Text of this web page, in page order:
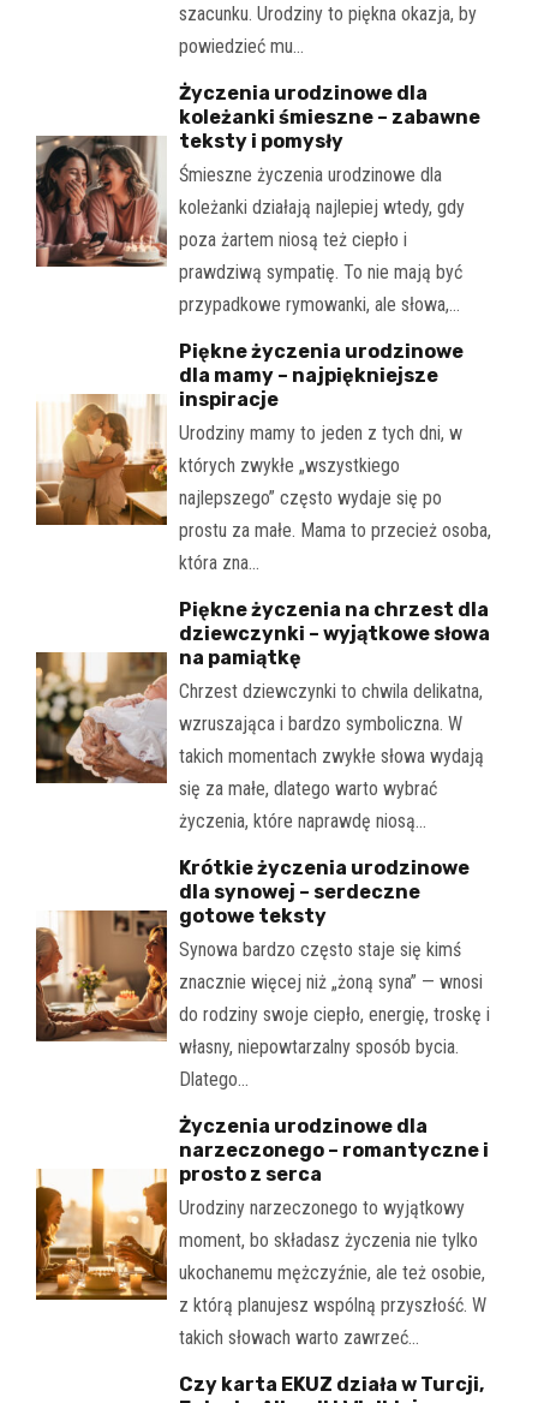
szacunku. Urodziny to piękna okazja, by
powiedzieć mu…
Życzenia urodzinowe dla
koleżanki śmieszne – zabawne
teksty i pomysły
Śmieszne życzenia urodzinowe dla
koleżanki działają najlepiej wtedy, gdy
poza żartem niosą też ciepło i
prawdziwą sympatię. To nie mają być
przypadkowe rymowanki, ale słowa,…
Piękne życzenia urodzinowe
dla mamy – najpiękniejsze
inspiracje
Urodziny mamy to jeden z tych dni, w
których zwykłe „wszystkiego
najlepszego” często wydaje się po
prostu za małe. Mama to przecież osoba,
która zna…
Piękne życzenia na chrzest dla
dziewczynki – wyjątkowe słowa
na pamiątkę
Chrzest dziewczynki to chwila delikatna,
wzruszająca i bardzo symboliczna. W
takich momentach zwykłe słowa wydają
się za małe, dlatego warto wybrać
życzenia, które naprawdę niosą…
Krótkie życzenia urodzinowe
dla synowej – serdeczne
gotowe teksty
Synowa bardzo często staje się kimś
znacznie więcej niż „żoną syna” — wnosi
do rodziny swoje ciepło, energię, troskę i
własny, niepowtarzalny sposób bycia.
Dlatego…
Życzenia urodzinowe dla
narzeczonego – romantyczne i
prosto z serca
Urodziny narzeczonego to wyjątkowy
moment, bo składasz życzenia nie tylko
ukochanemu mężczyźnie, ale też osobie,
z którą planujesz wspólną przyszłość. W
takich słowach warto zawrzeć…
Czy karta EKUZ działa w Turcji,